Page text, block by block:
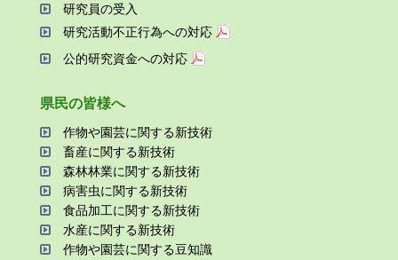
研究員の受⼊
研究活動不正⾏為への対応
公的研究資金への対応
県⺠の皆様へ
作物や園芸に関する新技術
畜産に関する新技術
森林林業に関する新技術
病害⾍に関する新技術
⾷品加⼯に関する新技術
⽔産に関する新技術
作物や園芸に関する⾖知識